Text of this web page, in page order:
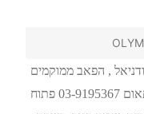
, הפאב ממוקמים
ברחוב המגשימים 24 פתח תקוה , טלפון לתאום 03-9195367 פתוח